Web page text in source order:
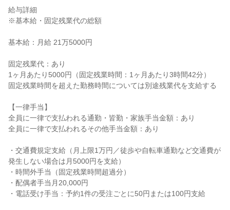
給与詳細
※基本給・固定残業代の総額
基本給：月給 21万5000円
固定残業代：あり
1ヶ月あたり5000円（固定残業時間：1ヶ月あたり3時間42分）
固定残業時間を超えた勤務時間については別途残業代を支給する
【一律手当】
全員に一律で支払われる通勤・皆勤・家族手当金額：あり
全員に一律で支払われるその他手当金額：あり
・交通費規定支給（月上限1万円／徒歩や自転車通勤など交通費が
発生しない場合は月5000円を支給）
・時間外手当（固定残業時間超過分）
・配偶者手当月20,000円
・電話受け手当：予約1件の受注ごとに50円または100円支給